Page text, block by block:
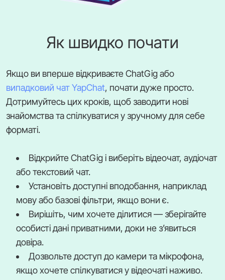
Як швидко почати
Якщо ви вперше відкриваєте ChatGig або
випадковий чат YapChat, почати дуже просто.
Дотримуйтесь цих кроків, щоб заводити нові
знайомства та спілкуватися у зручному для себе
форматі.
Відкрийте ChatGig і виберіть відеочат, аудіочат
або текстовий чат.
Установіть доступні вподобання, наприклад
мову або базові фільтри, якщо вони є.
Вирішіть, чим хочете ділитися — зберігайте
особисті дані приватними, доки не з’явиться
довіра.
Дозвольте доступ до камери та мікрофона,
якщо хочете спілкуватися у відеочаті наживо.